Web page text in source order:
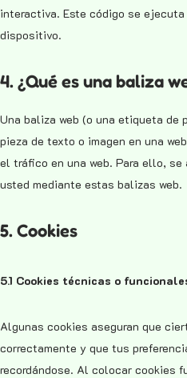
interactiva. Este código se
dispositivo.
4. ¿Qué es una baliza
Una baliza web (o una etiqueta de
pieza de texto o imagen en una
el tráfico en una web. Para ello,
usted mediante estas balizas web.
5. Cookies
5.1 Cookies técnicas o
Algunas cookies aseguran que
correctamente y que tus
recordándose. Al colocar cookies